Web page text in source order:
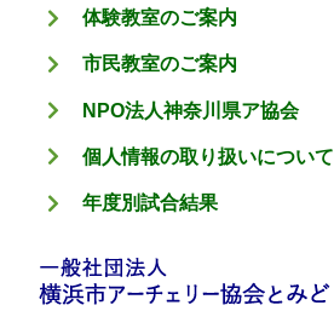
体験教室のご案内
市民教室のご案内
NPO法人神奈川県ア協会
個人情報の取り扱いについて
年度別試合結果